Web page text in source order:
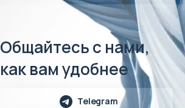
Общайтесь с нами,
как вам удобнее
Telegram